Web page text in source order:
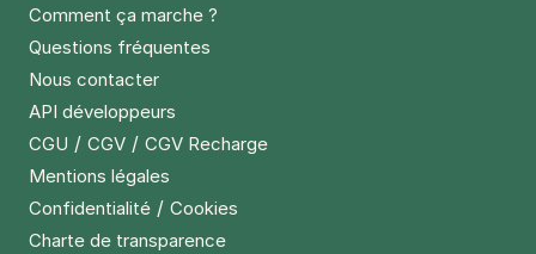
+ Abonnements disponibles
63 rue Petit
Paris
23 € /jour 70 €/semaine
Comment ça marche ?
Questions fréquentes
Nous contacter
API développeurs
CGU / CGV / CGV Recharge
Mentions légales
Confidentialité / Cookies
Charte de transparence